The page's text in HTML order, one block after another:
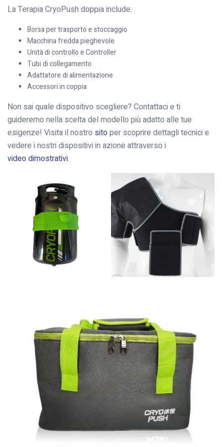
La Terapia CryoPush doppia include:
Borsa per trasporto e stoccaggio
Macchina fredda pieghevole
Unità di controllo e Controller
Tubi di collegamento
Adattatore di alimentazione
Accessori in coppia
Non sai quale dispositivo scegliere? Contattaci e ti
guideremo nella scelta del modello più adatto alle tue
esigenze! Visita il nostro sitoper scoprire dettagli tecnici e
vedere i nostri dispositivi in azione attraverso i
video dimostrativi.